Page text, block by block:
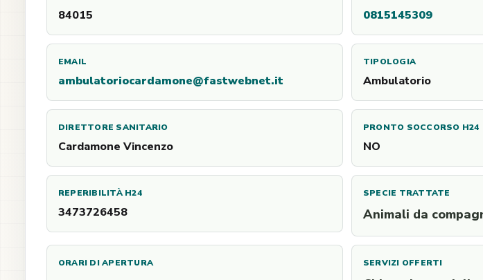
84015 0815145309
EMAIL
ambulatoriocardamone@fastwebnet.it
TIPOLOGIA
Ambulatorio
DIRETTORE SANITARIO
Cardamone Vincenzo
PRONTO SOCCORSO H24
NO
REPERIBILITÀ H24
3473726458
SPECIE TRATTATE
Animali da
ORARI DI APERTURA SERVIZI OFFERTI